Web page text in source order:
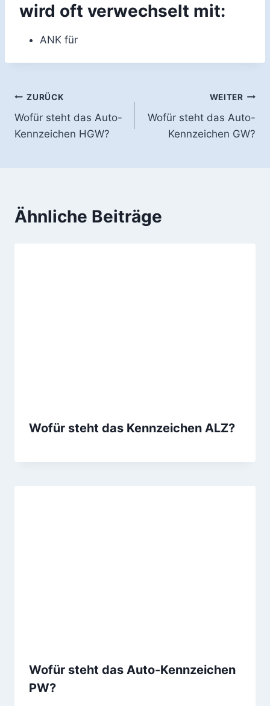
wird oft verwechselt mit:
ANK für
Beitragsnavigation
ZURÜCK
Wofür steht das Auto-
Kennzeichen HGW?
WEITER
Wofür steht das Auto-
Kennzeichen GW?
Ähnliche Beiträge
Wofür steht das Kennzeichen ALZ?
Wofür steht das Auto-Kennzeichen
PW?